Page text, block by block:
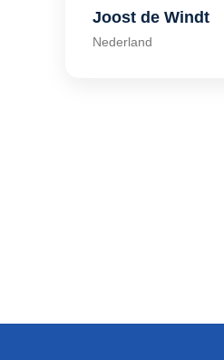
Joost de Windt
Nederland